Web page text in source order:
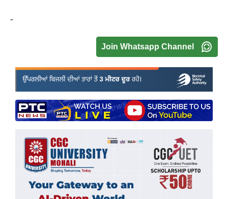
-
Join Whatsapp Channel